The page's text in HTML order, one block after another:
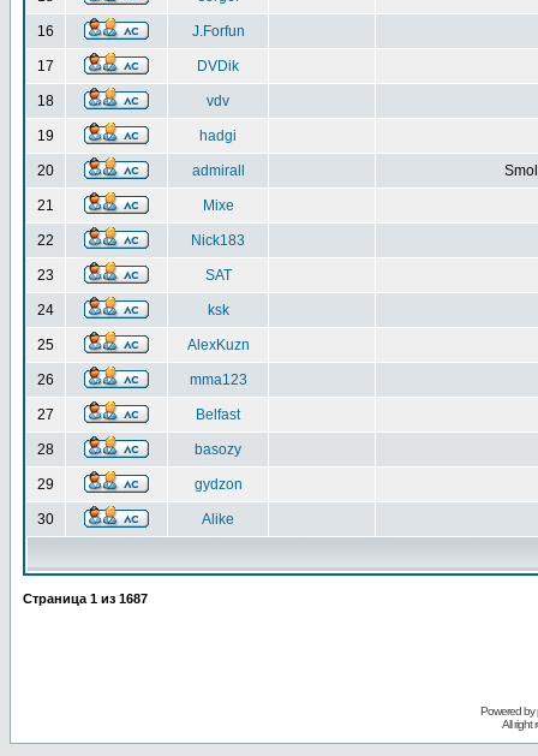
16 J.Forfun
17 DVDik
18 vdv
19 hadgi
20 admirall
21 Mixe
22 Nick183
23 SAT
24 ksk
25 AlexKuzn
26 mma123
27 Belfast
28 basozy
29 gydzon
30 Alike
Страница 1 из 1687
Powered
All right